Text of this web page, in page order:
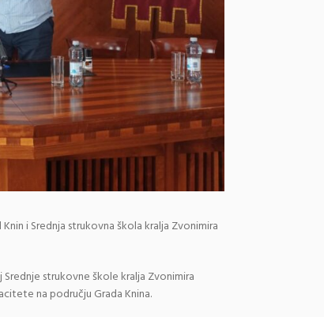
i Srednja strukovna škola kralja Zvonimira
strukovne škole kralja Zvonimira
na području Grada Knina.